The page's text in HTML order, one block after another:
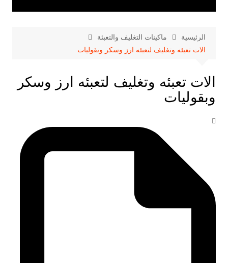
الرئيسية
ماكينات التغليف والتعبئة
الات تعبئه وتغليف لتعبئه ارز وسكر وبقوليات
الات تعبئه وتغليف لتعبئه ارز وسكر
وبقوليات